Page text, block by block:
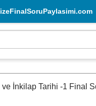
İnkilap Tarihi -1 Final